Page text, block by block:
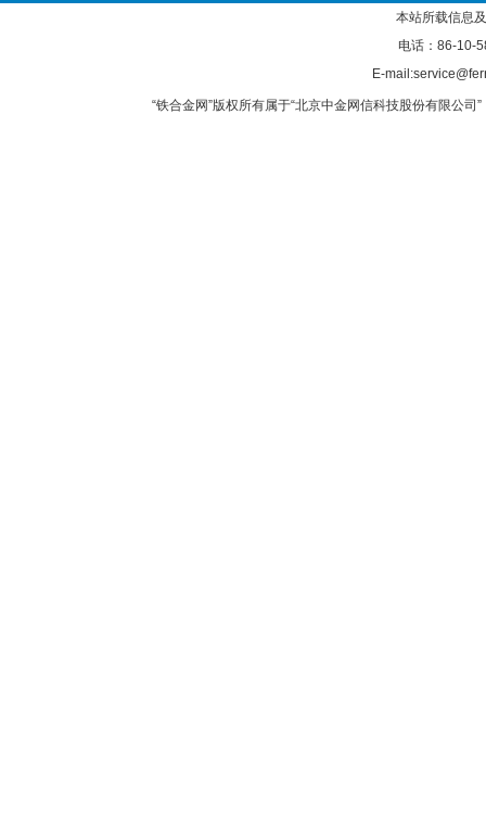
本站所载信息
电话：86-10-
E-
“铁合金网”版权所有属于“北京中金网信科技股份有限公司